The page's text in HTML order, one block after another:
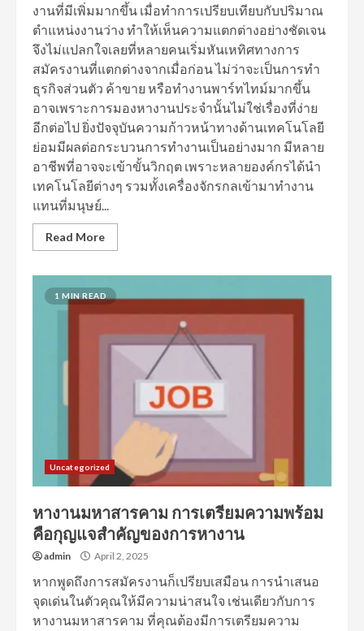
งานที่มีเพิ่มมากขึ้น เมื่อทำการเปรียบเทียบกับปริมาณ
ตำแหน่งงานว่าง ทำให้เห็นความแตกต่างอย่างชัดเจน
จึงไม่แปลกใจเลยที่หลายคนเริ่มหันเหทิศทางการ
สมัครงานที่แตกต่างจากเมื่อก่อน ไม่ว่าจะเป็นการทำ
ธุรกิจส่วนตัว ค้าขาย หรือทำงานพาร์ทไทม์มากขึ้น
อาจเพราะการมองหางานประจำนั้นไม่ใช่เรื่องที่ง่าย
อีกต่อไป ยิ่งปัจจุบันความก้าวหน้าทางด้านเทคโนโลยี
ย่อมมีผลต่อกระบวนการทำงานเป็นอย่างมาก มีหลาย
อาชีพที่อาจจะเข้าขั้นวิกฤต เพราะหลายองค์กรได้นำ
เทคโนโลยีต่างๆ รวมทั้งเครื่องจักรกลเข้ามาทำงาน
แทนที่มนุษย์...
Read More
1 MIN READ
Uncategorized
หางานมหาสารคาม การเตรียมความพร้อม
คือกุญแจสำคัญของการหางาน
admin April 2, 2025
หากพูดถึงการสมัครงานก็เปรียบเสมือน การนำเสนอ
จุดเด่นในตัวคุณให้มีความน่าสนใจ เช่นเดียวกับการ
หางานมหาสารคาม ที่คุณต้องมีการเตรียมความ